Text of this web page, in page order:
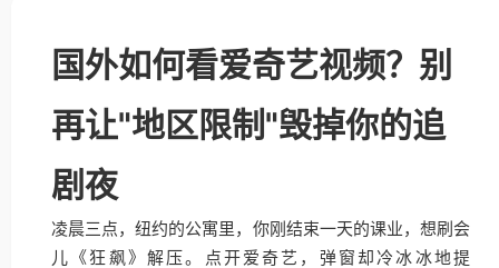
国外如何看爱奇艺视频？别
再让"地区限制"毁掉你的追
剧夜
凌晨三点，纽约的公寓里，你刚结束一天的课业，想刷会
儿《狂飙》解压。点开爱奇艺，弹窗却冷冰冰地提